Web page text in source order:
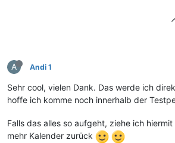
A Andi 1
Sehr cool, vielen Dank. Das werde ich
hoffe ich komme noch innerhalb der
Falls das alles so aufgeht, ziehe ich
mehr Kalender zurück